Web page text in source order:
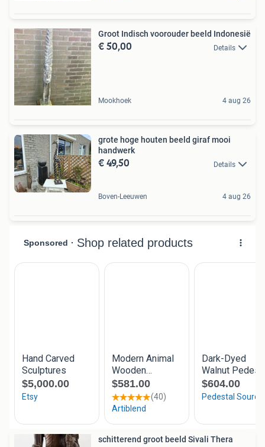
Groot Indisch voorouder beeld Indonesië
€ 50,00 Details
Mookhoek 4 aug 26
grote hoge houten beeld giraf mooi
handwerk
€ 49,50 Details
Boven-Leeuwen 4 aug 26
schitterend groot beeld Sivali Thera